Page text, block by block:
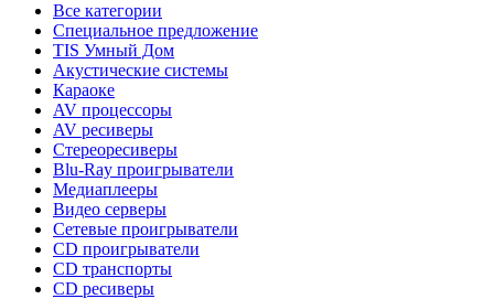
Все категории
Специальное предложение
TIS Умный Дом
Акустические системы
Караоке
AV процессоры
AV ресиверы
Стереоресиверы
Blu-Ray проигрыватели
Медиаплееры
Видео серверы
Сетевые проигрыватели
CD проигрыватели
CD транспорты
CD ресиверы